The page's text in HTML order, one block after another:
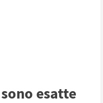
esatte